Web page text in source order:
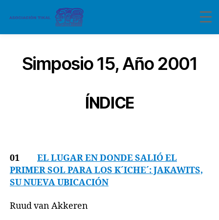
Simposio 15, Año 2001
ÍNDICE
01 EL LUGAR EN DONDE SALIÓ EL
PRIMER SOL PARA LOS K´ICHE´: JAKAWITS,
SU NUEVA UBICACIÓN
Ruud van Akkeren